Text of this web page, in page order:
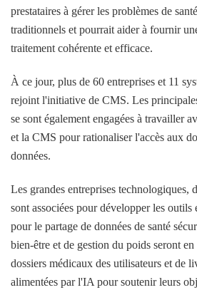
prestataires à gérer les problèmes de
traditionnels et pourrait aider à fournir
traitement cohérente et efficace.
À ce jour, plus de 60 entreprises et 11
rejoint l'initiative de CMS. Les
se sont également engagées à travailler
et la CMS pour rationaliser l'accès aux
données.
Les grandes entreprises technologiques,
sont associées pour développer les outils
pour le partage de données de santé
bien-être et de gestion du poids seront
dossiers médicaux des utilisateurs et de
alimentées par l'IA pour soutenir leurs